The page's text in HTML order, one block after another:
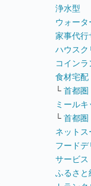
浄水型
ウォー
家事代行
ハウスク
コイン
食材宅配
└ 首都圏
ミールキ
└ 首都圏
ネットス
フード
サービス
ふるさと